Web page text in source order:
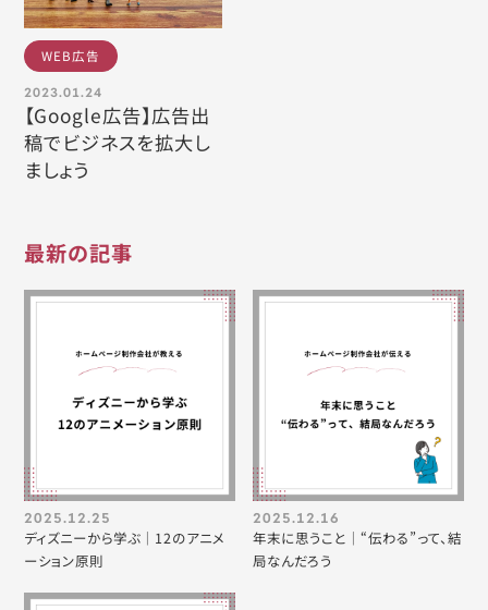
WEB広告
2023.01.24
【Google広告】広告出
稿でビジネスを拡大し
ましょう
最新の記事
2025.12.25
ディズニーから学ぶ｜12のアニメ
ーション原則
2025.12.16
年末に思うこと｜“伝わる”って、結
局なんだろう